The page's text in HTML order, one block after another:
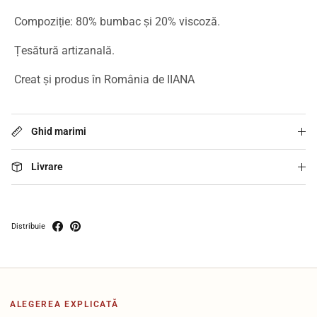
Compoziție: 80% bumbac și 20% viscoză.
Țesătură artizanală.
Creat și produs în România de IIANA
Ghid marimi
Livrare
Distribuie
ALEGEREA EXPLICATĂ